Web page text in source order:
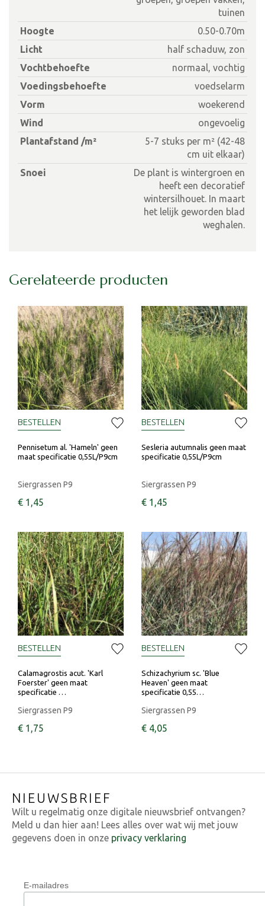
tuinen
Hoogte
0.50-0.70m
Licht
half schaduw, zon
Vochtbehoefte
normaal, vochtig
Voedingsbehoefte
voedselarm
Vorm
woekerend
Wind
ongevoelig
Plantafstand /m²
5-7 stuks per m² (42-48
cm uit elkaar)
Snoei
De plant is wintergroen en
heeft een decoratief
wintersilhouet. In maart
het lelijk geworden blad
weghalen.
Gerelateerde producten
Pennisetum al. 'Hameln' geen
maat specificatie 0,55L/P9cm
Siergrassen P9
€ 1 45
BESTELLEN
Sesleria autumnalis geen maat
specificatie 0,55L/P9cm
Siergrassen P9
€ 1 45
BESTELLEN
Calamagrostis acut. 'Karl
Foerster' geen maat
specificatie …
Siergrassen P9
€ 1 75
BESTELLEN
Schizachyrium sc. 'Blue
Heaven' geen maat
specificatie 0,55…
Siergrassen P9
€ 4 05
BESTELLEN
NIEUWSBRIEF
Wilt u regelmatig onze digitale nieuwsbrief ontvangen?
Meld u dan hier aan! Lees alles over wat wij met jouw
gegevens doen in onze privacy verklaring
E-mailadres